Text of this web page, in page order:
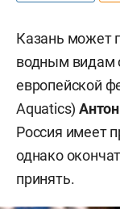
Казань может
водным видам
европейской
Aquatics)
Россия имеет
однако
принять.